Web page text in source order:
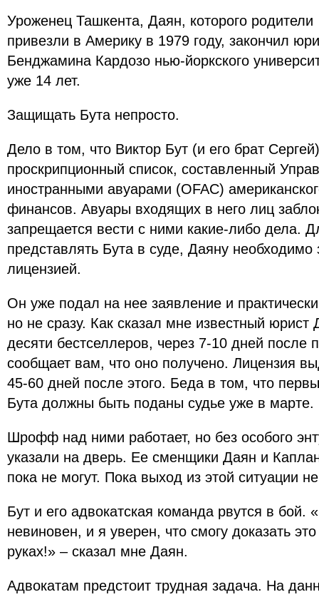
Уроженец Ташкента, Даян, которого родители
привезли в Америку в 1979 году, закончил
Бенджамина Кардозо нью-йоркского
уже 14 лет.
Защищать Бута непросто.
Дело в том, что Виктор Бут (и его брат
проскрипционный список, составленный
иностранными авуарами (OFAC)
финансов. Авуары входящих в него лиц
запрещается вести с ними какие-либо дела.
представлять Бута в суде, Даяну необходимо
лицензией.
Он уже подал на нее заявление и
но не сразу. Как сказал мне известный
десяти бестселлеров, через 7-10 дней после
сообщает вам, что оно получено. Лицензия
45-60 дней после этого. Беда в том, что
Бута должны быть поданы судье уже в марте.
Шрофф над ними работает, но без особого
указали на дверь. Ее сменщики Даян и
пока не могут. Пока выход из этой ситуации
Бут и его адвокатская команда рвутся в
невиновен, и я уверен, что смогу доказать
руках!» – сказал мне Даян.
Адвокатам предстоит трудная задача. На